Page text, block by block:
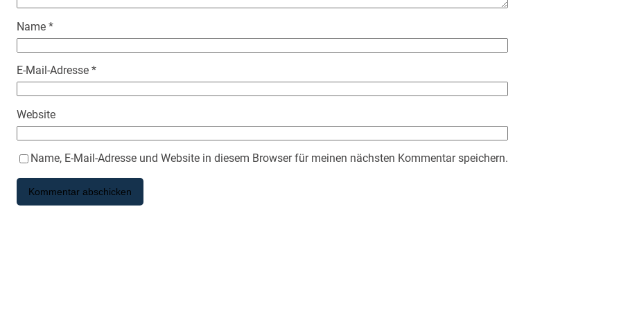
Name *
E-Mail-Adresse *
Website
Name, E-Mail-Adresse und Website in diesem Browser für meinen nächsten Kommentar speichern.